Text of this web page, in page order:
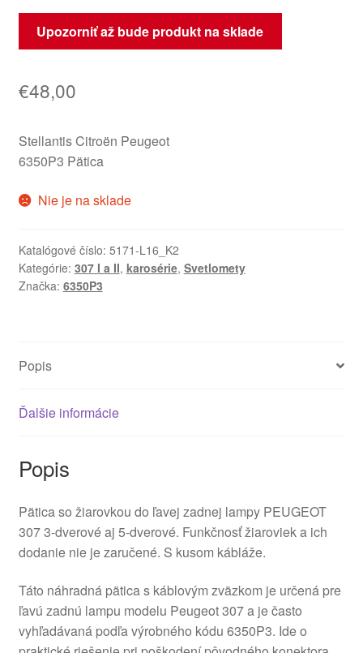
Upozorniť až bude produkt na sklade
€48,00
Stellantis Citroën Peugeot
6350P3 Pätica
Nie je na sklade
Katalógové číslo: 5171-L16_K2
Kategórie: 307 I a II, karosérie, Svetlomety
Značka: 6350P3
Popis
Ďalšie informácie
Popis
Pätica so žiarovkou do ľavej zadnej lampy PEUGEOT
307 3-dverové aj 5-dverové. Funkčnosť žiaroviek a ich
dodanie nie je zaručené. S kusom kábláže.
Táto náhradná pätica s káblovým zväzkom je určená pre
ľavú zadnú lampu modelu Peugeot 307 a je často
vyhľadávaná podľa výrobného kódu 6350P3. Ide o